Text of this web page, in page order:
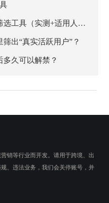
20226年6款有效WhatsApp筛选工具（实测+适用人群）
出“真实活跃用户”？
多久可以解禁？
销等行业而开发。请用于跨境、出
、违法业务，我们会关停账号，并